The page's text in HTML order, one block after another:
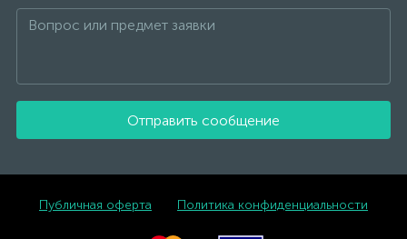
Отправить сообщение
Публичная оферта Политика конфиденциальности